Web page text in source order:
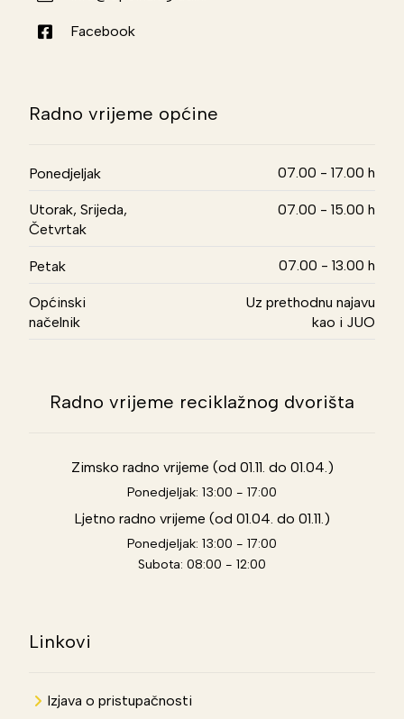
Facebook
Radno vrijeme općine
Ponedjeljak 07.00 - 17.00 h
Utorak, Srijeda,
Četvrtak
07.00 - 15.00 h
Petak 07.00 - 13.00 h
Općinski
načelnik
Uz prethodnu najavu
kao i JUO
Radno vrijeme reciklažnog dvorišta
Zimsko radno vrijeme (od 01.11. do 01.04.)
Ponedjeljak: 13:00 - 17:00
Ljetno radno vrijeme (od 01.04. do 01.11.)
Ponedjeljak: 13:00 - 17:00
Subota: 08:00 - 12:00
Linkovi
Izjava o pristupačnosti